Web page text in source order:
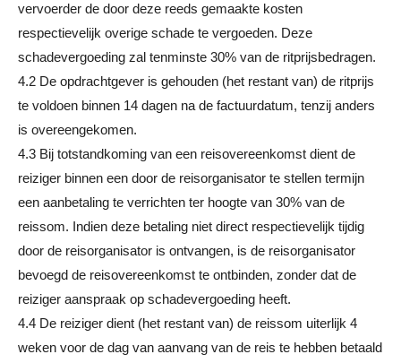
vervoerder de door deze reeds gemaakte kosten
respectievelijk overige schade te vergoeden. Deze
schadevergoeding zal tenminste 30% van de ritprijsbedragen.
4.2 De opdrachtgever is gehouden (het restant van) de ritprijs
te voldoen binnen 14 dagen na de factuurdatum, tenzij anders
is overeengekomen.
4.3 Bij totstandkoming van een reisovereenkomst dient de
reiziger binnen een door de reisorganisator te stellen termijn
een aanbetaling te verrichten ter hoogte van 30% van de
reissom. Indien deze betaling niet direct respectievelijk tijdig
door de reisorganisator is ontvangen, is de reisorganisator
bevoegd de reisovereenkomst te ontbinden, zonder dat de
reiziger aanspraak op schadevergoeding heeft.
4.4 De reiziger dient (het restant van) de reissom uiterlijk 4
weken voor de dag van aanvang van de reis te hebben betaald